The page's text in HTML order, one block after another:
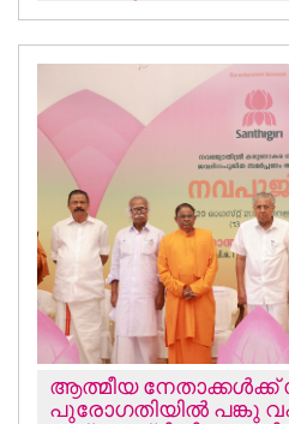
ആത്മീയ
പുരോഗതിയില്‍ പങ്കു